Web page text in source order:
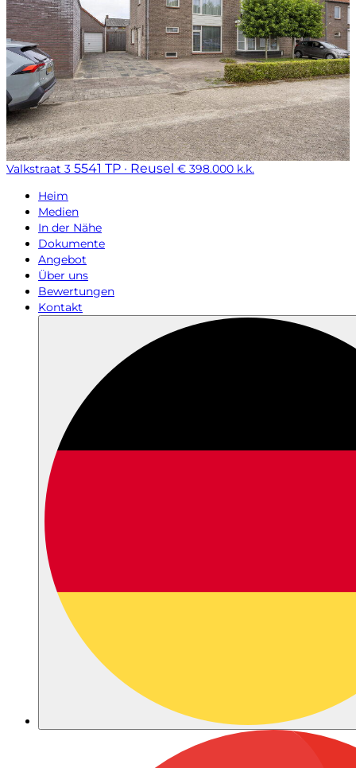
Valkstraat 3 5541 TP · Reusel € 398.000 k.k.
Heim
Medien
In der Nähe
Dokumente
Angebot
Über uns
Bewertungen
Kontakt